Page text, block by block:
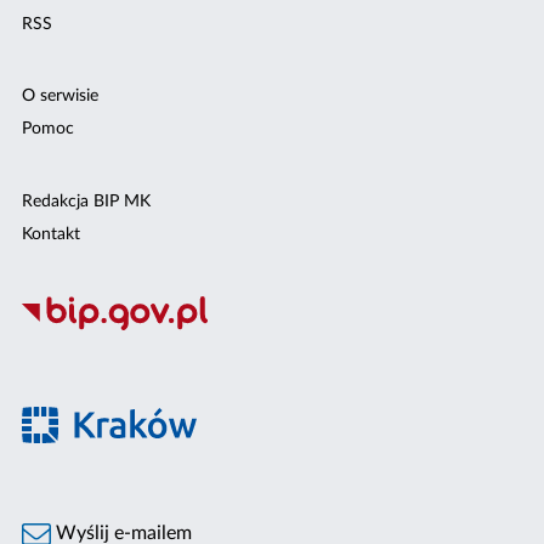
RSS
O serwisie
Pomoc
Redakcja BIP MK
Kontakt
Wyślij e-mailem